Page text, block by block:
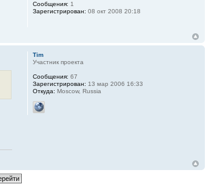
Сообщения: 1
Зарегистрирован: 08 окт 2008 20:18
Tim
Участник проекта
Сообщения: 67
Зарегистрирован: 13 мар 2006 16:33
Откуда: Moscow, Russia